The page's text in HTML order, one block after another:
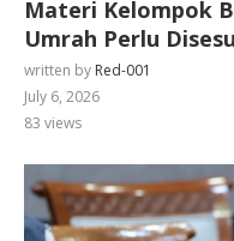
Materi Kelompok
Umrah Perlu
written by Red-001
July 6, 2026
83 views